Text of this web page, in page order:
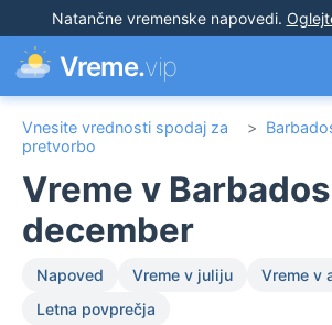
Natančne vremenske napovedi.
Vreme.vip
Vnesite vrednosti spodaj za
pretvorbo
>
Vreme v
december
Napoved Vreme v juliju
Vreme v
Letna povprečja